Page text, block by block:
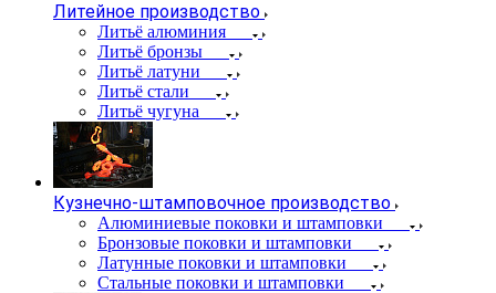
Литейное производство
Литьё алюминия
Литьё бронзы
Литьё латуни
Литьё стали
Литьё чугуна
Кузнечно-штамповочное производство
Алюминиевые поковки и штамповки
Бронзовые поковки и штамповки
Латунные поковки и штамповки
Стальные поковки и штамповки